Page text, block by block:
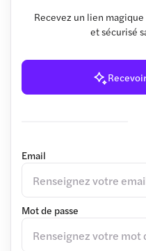
Recevez un lien
et sécurisé
Email
Mot de passe